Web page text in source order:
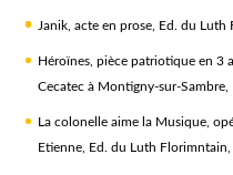
Janik, acte en prose, Ed. du
Héroïnes, pièce patriotique en 3
Cecatec à Montigny-sur-
La colonelle aime la Musique,
Etienne, Ed. du Luth